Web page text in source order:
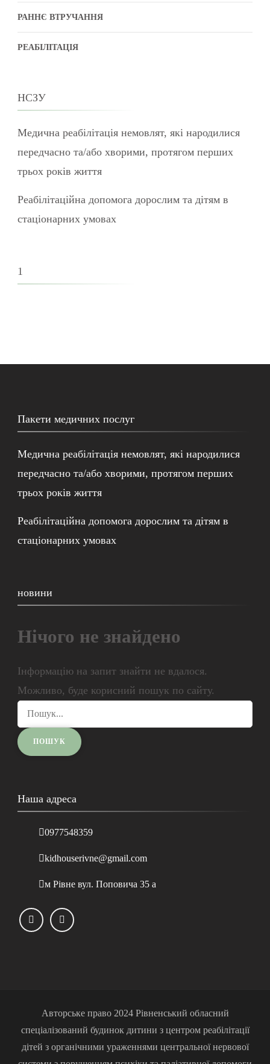
РАННЄ ВТРУЧАННЯ
РЕАБІЛІТАЦІЯ
НСЗУ
Медична реабілітація немовлят, які народилися
передчасно та/або хворими, протягом перших
трьох років життя
Реабілітаційна допомога дорослим та дітям в
стаціонарних умовах
1
Пакети медичних послуг
Медична реабілітація немовлят, які народилися
передчасно та/або хворими, протягом перших
трьох років життя
Реабілітаційна допомога дорослим та дітям в
стаціонарних умовах
новини
Нічого не знайдено
Інформацію на запит знайти не вдалося.
Можливо, буде корисний пошук по сайту.
Наша адреса
0977548359
kidhouserivne@gmail.com
м Рівне вул. Поповича 35 а
Авторське право 2024 Рівненський обласний
спеціалізований будинок дитини з центром реабілітації
дітей з органічними ураженнями центральної нервової